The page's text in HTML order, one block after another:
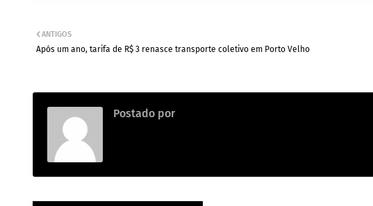
ANTIGOS
Após um ano, tarifa de R$ 3 renasce transporte coletivo em Porto Velho
Postado por